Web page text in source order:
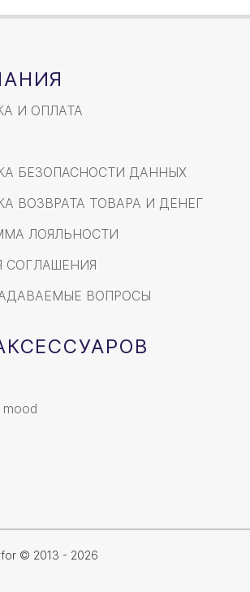
И ОПЛАТА
БЕЗОПАСНОСТИ ДАННЫХ
ВОЗВРАТА ТОВАРА И ДЕНЕГ
ЛОЯЛЬНОСТИ
СОГЛАШЕНИЯ
ВОПРОСЫ
© 2013 - 2026